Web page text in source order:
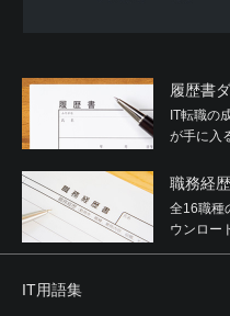
力と社会的に非難される
該当する行為を行わないこ
(1) 暴力的な要求行為
(2) 法的な責任を超えた不
(3) 取引に関して、脅迫的
(4) 風説を流布し、偽計を
の利用者、その他第三者
の利用者、その他第三者の
(5) その他前各号に準ずる
第4条 禁止事項
履歴書
IT転職の
が手に入
職務経
全16職種
ウンロー
IT用語集